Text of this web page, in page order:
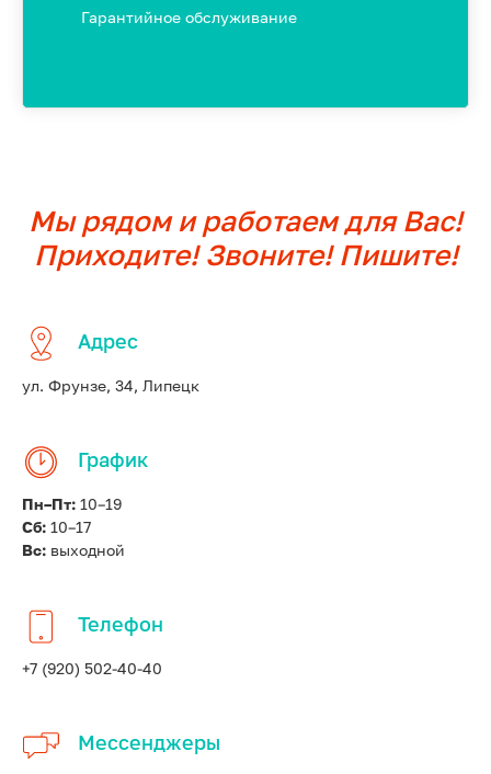
Гарантийное обслуживание
Мы рядом и работаем для Вас!
Приходите! Звоните! Пишите!
Адрес
ул. Фрунзе, 34, Липецк
График
Пн–Пт: 10–19
Сб: 10–17
Вс: выходной
Телефон
+7 (920) 502-40-40
Мессенджеры